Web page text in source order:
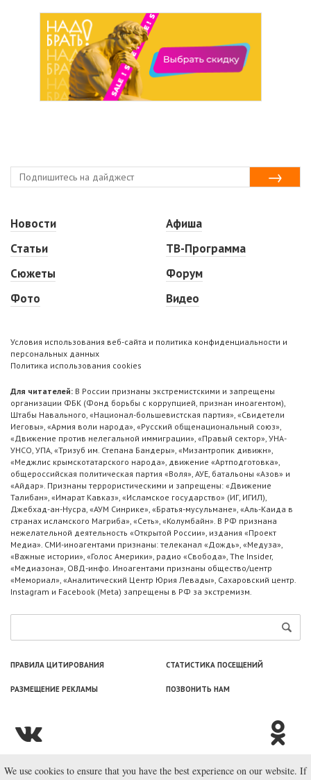
Новости
Статьи
Сюжеты
Фото
Афиша
ТВ-Программа
Форум
Видео
Условия использования веб-сайта и политика конфиденциальности и
персональных данных
Политика использования cookies
Для читателей: В России признаны экстремистскими и запрещены
организации ФБК (Фонд борьбы с коррупцией, признан иноагентом),
Штабы Навального, «Национал-большевистская партия», «Свидетели
Иеговы», «Армия воли народа», «Русский общенациональный союз»,
«Движение против нелегальной иммиграции», «Правый сектор», УНА-
УНСО, УПА, «Тризуб им. Степана Бандеры», «Мизантропик дивижн»,
«Меджлис крымскотатарского народа», движение «Артподготовка»,
общероссийская политическая партия «Воля», АУЕ, батальоны «Азов» и
«Айдар». Признаны террористическими и запрещены: «Движение
Талибан», «Имарат Кавказ», «Исламское государство» (ИГ, ИГИЛ),
Джебхад-ан-Нусра, «АУМ Синрике», «Братья-мусульмане», «Аль-Каида в
странах исламского Магриба», «Сеть», «Колумбайн». В РФ признана
нежелательной деятельность «Открытой России», издания «Проект
Медиа». СМИ-иноагентами признаны: телеканал «Дождь», «Медуза»,
«Важные истории», «Голос Америки», радио «Свобода», The Insider,
«Медиазона», ОВД-инфо. Иноагентами признаны общество/центр
«Мемориал», «Аналитический Центр Юрия Левады», Сахаровский центр.
Instagram и Facebook (Metа) запрещены в РФ за экстремизм.
ПРАВИЛА ЦИТИРОВАНИЯ СТАТИСТИКА ПОСЕЩЕНИЙ
РАЗМЕЩЕНИЕ РЕКЛАМЫ ПОЗВОНИТЬ НАМ
© ООО «Лаборатория Новоcтей», 2003—2026.
We use cookies to ensure that you have the best experience on our website. If